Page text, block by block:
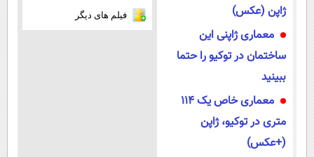
ژاپن (عکس)
معماری ژاپنی این
ساختمان در توکیو را حتما
ببینید
معماری خاص یک 114
متری در توکیو، ژاپن
(+عکس)
فیلم های دیگر